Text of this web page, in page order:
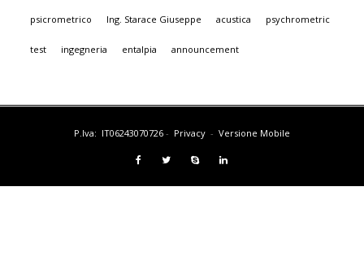
psicrometrico Ing. Starace Giuseppe acustica psychrometric
test ingegneria entalpia announcement
P.Iva: IT06243070726 - Privacy - Versione Mobile